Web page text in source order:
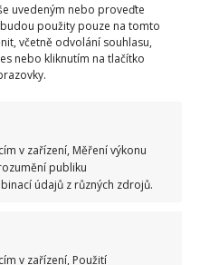
uvedeným nebo proveďte
použity pouze na tomto
včetně odvolání souhlasu,
nebo kliknutím na tlačítko
v zařízení, Měření výkonu
publiku
údajů z různých zdrojů.
v zařízení, Použití